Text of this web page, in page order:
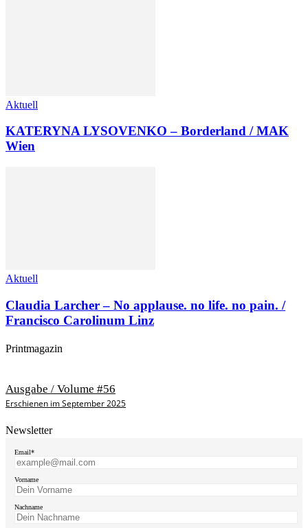
Aktuell
KATERYNA LYSOVENKO – Borderland / MAK
Wien
Aktuell
Claudia Larcher – No applause. no life. no pain. /
Francisco Carolinum Linz
Printmagazin
Ausgabe / Volume #56
Erschienen im September 2025
Newsletter
Email*
Vorname
Nachname